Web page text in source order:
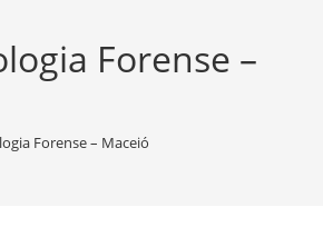
Forense –
Forense – Maceió